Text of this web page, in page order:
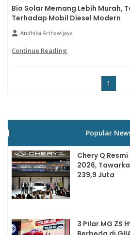
Bio Solar Memang Lebih Murah,
Terhadap Mobil Diesel Modern
Andhika Arthawijaya
Continue Reading
1
Popular
Chery Q
2026,
239,9 Juta
3 Pilar MG ZS